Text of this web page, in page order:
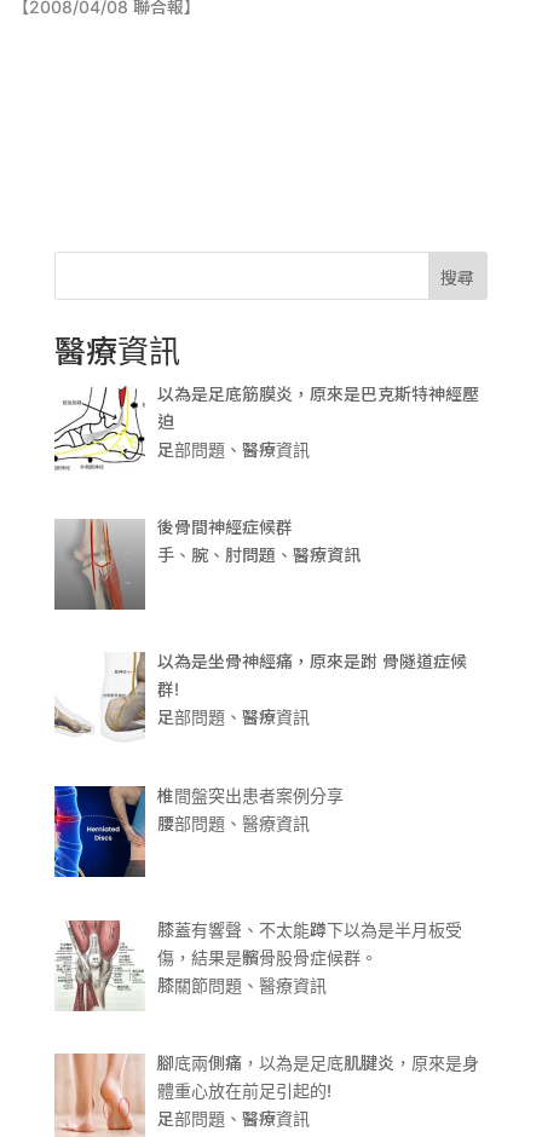
【2008/04/08 聯合報】
搜尋
醫療資訊
以為是足底筋膜炎，原來是巴克斯特神經壓
迫
足部問題、醫療資訊
後骨間神經症候群
手、腕、肘問題、醫療資訊
以為是坐骨神經痛，原來是跗 骨隧道症候
群!
足部問題、醫療資訊
椎間盤突出患者案例分享
腰部問題、醫療資訊
膝蓋有響聲、不太能蹲下以為是半月板受
傷，結果是髕骨股骨症候群。
膝關節問題、醫療資訊
腳底兩側痛，以為是足底肌腱炎，原來是身
體重心放在前足引起的!
足部問題、醫療資訊